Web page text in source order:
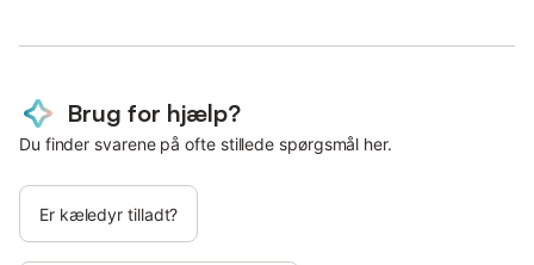
Brug for hjælp?
Du finder svarene på ofte stillede spørgsmål her.
Er kæledyr tilladt?